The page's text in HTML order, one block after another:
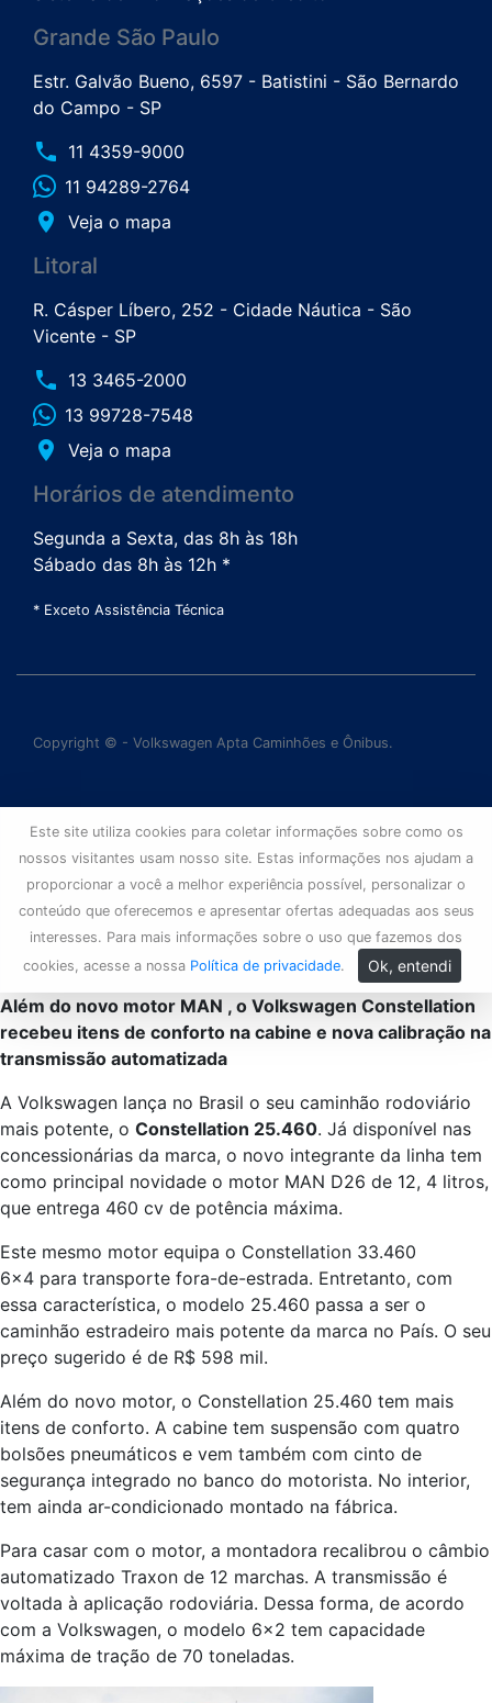
Grande São Paulo
Estr. Galvão Bueno, 6597 - Batistini - São Bernardo
do Campo - SP
phone 11 4359-9000
11 94289-2764
place Veja o mapa
Litoral
R. Cásper Líbero, 252 - Cidade Náutica - São
Vicente - SP
phone 13 3465-2000
13 99728-7548
place Veja o mapa
Horários de atendimento
Segunda a Sexta, das 8h às 18h
Sábado das 8h às 12h *
* Exceto Assistência Técnica
Copyright © - Volkswagen Apta Caminhões e Ônibus.
Este site utiliza cookies para coletar informações sobre como os
nossos visitantes usam nosso site. Estas informações nos ajudam a
proporcionar a você a melhor experiência possível, personalizar o
conteúdo que oferecemos e apresentar ofertas adequadas aos seus
interesses. Para mais informações sobre o uso que fazemos dos
cookies, acesse a nossa Política de privacidade. Ok, entendi
Além do novo motor MAN , o Volkswagen Constellation
recebeu itens de conforto na cabine e nova calibração na
transmissão automatizada
A Volkswagen lança no Brasil o seu caminhão rodoviário
mais potente, o Constellation 25.460. Já disponível nas
concessionárias da marca, o novo integrante da linha tem
como principal novidade o motor MAN D26 de 12, 4 litros,
que entrega 460 cv de potência máxima.
Este mesmo motor equipa o Constellation 33.460
6×4 para transporte fora-de-estrada. Entretanto, com
essa característica, o modelo 25.460 passa a ser o
caminhão estradeiro mais potente da marca no País. O seu
preço sugerido é de R$ 598 mil.
Além do novo motor, o Constellation 25.460 tem mais
itens de conforto. A cabine tem suspensão com quatro
bolsões pneumáticos e vem também com cinto de
segurança integrado no banco do motorista. No interior,
tem ainda ar-condicionado montado na fábrica.
Para casar com o motor, a montadora recalibrou o câmbio
automatizado Traxon de 12 marchas. A transmissão é
voltada à aplicação rodoviária. Dessa forma, de acordo
com a Volkswagen, o modelo 6×2 tem capacidade
máxima de tração de 70 toneladas.